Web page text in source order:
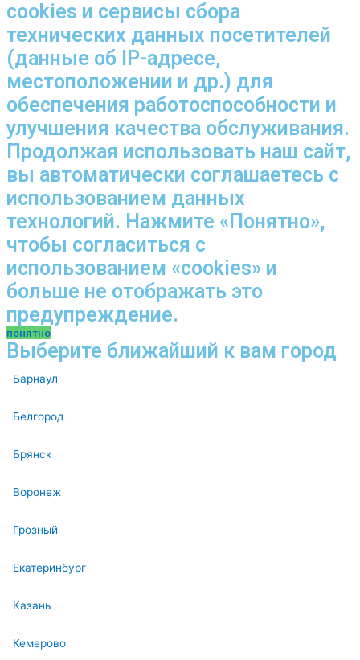
cookies и сервисы сбора
технических данных посетителей
(данные об IP-адресе,
местоположении и др.) для
обеспечения работоспособности и
улучшения качества обслуживания.
Продолжая использовать наш сайт,
вы автоматически соглашаетесь с
использованием данных
технологий. Нажмите «Понятно»,
чтобы согласиться с
использованием «cookies» и
больше не отображать это
предупреждение.
понятно
Выберите ближайший к вам город
Барнаул
Белгород
Брянск
Воронеж
Грозный
Екатеринбург
Казань
Кемерово